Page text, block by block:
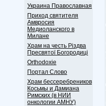
Украина Православная
Приход святителя
Амвросия
Медиоланского в
Милане
Храм на честь Різдва
Пресвятої Богородиці
Оrthodoxie
Портал Слово
Храм бессеребреников
Косьмы и Дамиана
Римских (в НИИ
онкологии АМНУ)